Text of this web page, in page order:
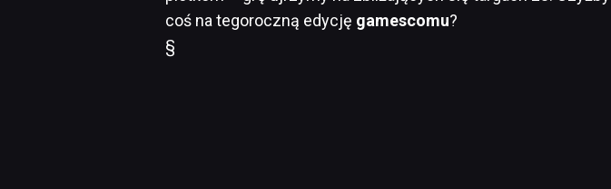
coś na tegoroczną edycję gamescomu?
§